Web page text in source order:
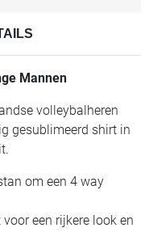
Mannen
volleybalheren
gesublimeerd shirt in
om een 4 way
een rijkere look en